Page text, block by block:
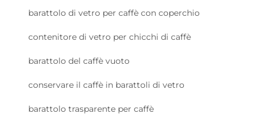
barattolo di vetro per caffè con coperchio
contenitore di vetro per chicchi di caffè
barattolo del caffè vuoto
conservare il caffè in barattoli di vetro
barattolo trasparente per caffè